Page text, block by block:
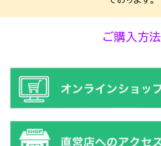
ご購入方法